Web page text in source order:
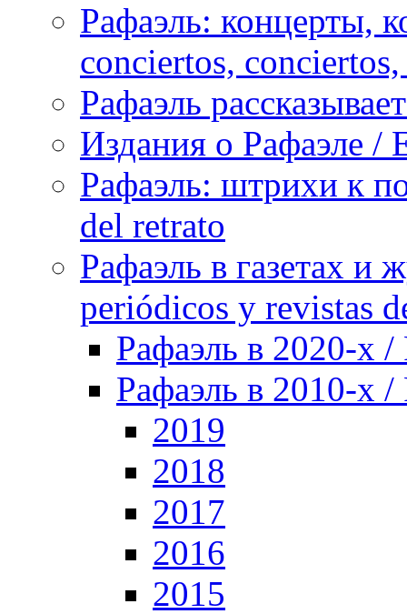
Рафаэль: концерты,
conciertos,
Рафаэль
Издания о Рафаэле /
Рафаэль: штрихи к
del retrato
Рафаэль в газетах и
periódicos y revistas
Рафаэль в 2020-х /
Рафаэль в 2010-х /
2019
2018
2017
2016
2015